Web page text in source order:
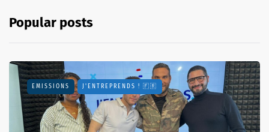
Popular posts
EMISSIONS J'ENTREPRENDS ! 🇫🇷